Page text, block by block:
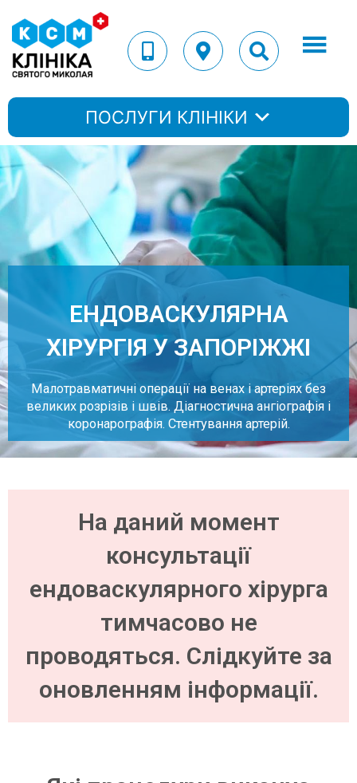
ПОСЛУГИ КЛІНІКИ
ЕНДОВАСКУЛЯРНА
ХІРУРГІЯ У ЗАПОРІЖЖІ
Малотравматичні операції на венах і артеріях без
великих розрізів і швів. Діагностична ангіографія і
коронарографія. Стентування артерій.
На даний момент
консультації
ендоваскулярного хірурга
тимчасово не
проводяться. Слідкуйте за
оновленням інформації.